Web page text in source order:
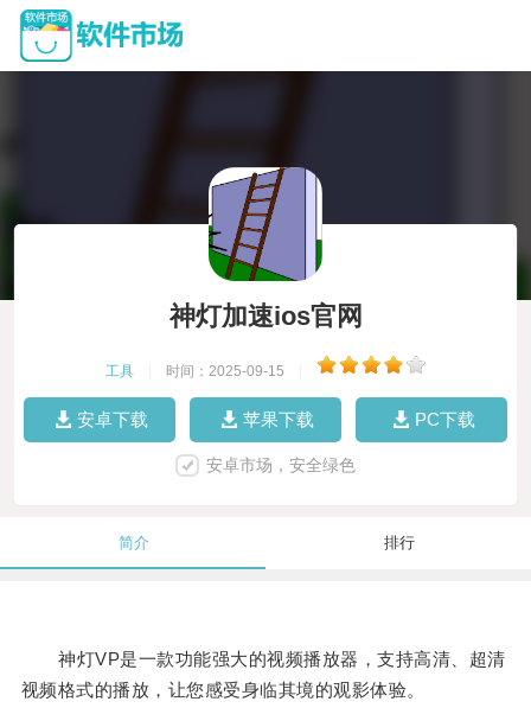
神灯加速ios官网
工具 时间：2025-09-15
安卓下载 苹果下载 PC下载
安卓市场，安全绿色
简介 排行
神灯VP是一款功能强大的视频播放器，支持高清、超清
视频格式的播放，让您感受身临其境的观影体验。